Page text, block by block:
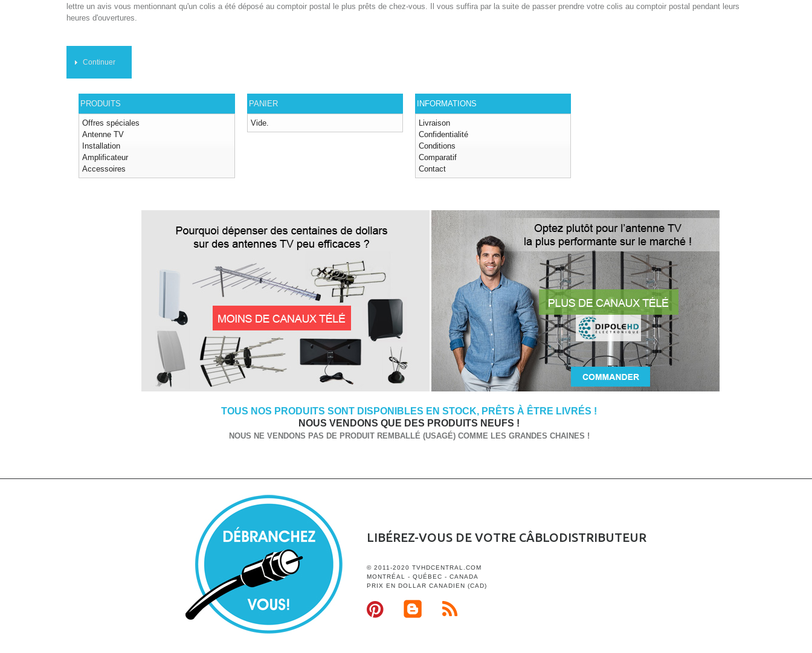
lettre un avis vous mentionnant qu'un colis a été déposé au comptoir postal le plus prêts de chez-vous. Il vous suffira par la suite de passer prendre votre colis au comptoir postal pendant leurs
heures d'ouvertures.
Continuer
PRODUITS
Offres spéciales
Antenne TV
Installation
Amplificateur
Accessoires
PANIER
Vide.
INFORMATIONS
Livraison
Confidentialité
Conditions
Comparatif
Contact
TOUS NOS PRODUITS SONT DISPONIBLES EN STOCK, PRÊTS À ÊTRE LIVRÉS !
NOUS VENDONS QUE DES PRODUITS NEUFS !
NOUS NE VENDONS PAS DE PRODUIT REMBALLÉ (USAGÉ) COMME LES GRANDES CHAINES !
LIBÉREZ-VOUS DE VOTRE CÂBLODISTRIBUTEUR
© 2011-2020 TVHDCENTRAL.COM
MONTRÉAL - QUÉBEC - CANADA
PRIX EN DOLLAR CANADIEN (CAD)